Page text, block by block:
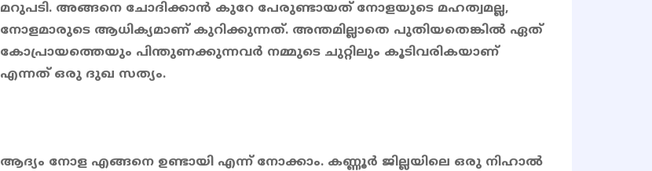
മറുപടി. അങ്ങനെ ചോദിക്കാൻ കുറേ പേരുണ്ടായത് നോളയുടെ മഹത്വമല്ല,
നോളമാരുടെ ആധിക്യമാണ് കുറിക്കുന്നത്. അന്തമില്ലാതെ പുതിയതെങ്കിൽ ഏത്
കോപ്രായത്തെയും പിന്തുണക്കുന്നവർ നമ്മുടെ ചുറ്റിലും കൂടിവരികയാണ്
എന്നത് ഒരു ദുഖ സത്യം.
ആദ്യം നോള എങ്ങനെ ഉണ്ടായി എന്ന് നോക്കാം. കണ്ണൂർ ജില്ലയിലെ ഒരു നിഹാൽ